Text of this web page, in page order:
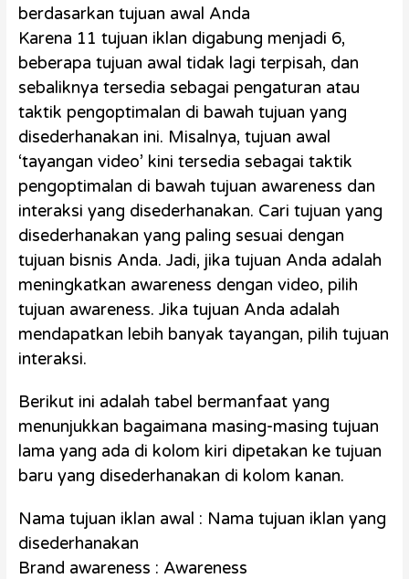
berdasarkan tujuan awal Anda
Karena 11 tujuan iklan digabung menjadi 6,
beberapa tujuan awal tidak lagi terpisah, dan
sebaliknya tersedia sebagai pengaturan atau
taktik pengoptimalan di bawah tujuan yang
disederhanakan ini. Misalnya, tujuan awal
‘tayangan video’ kini tersedia sebagai taktik
pengoptimalan di bawah tujuan awareness dan
interaksi yang disederhanakan. Cari tujuan yang
disederhanakan yang paling sesuai dengan
tujuan bisnis Anda. Jadi, jika tujuan Anda adalah
meningkatkan awareness dengan video, pilih
tujuan awareness. Jika tujuan Anda adalah
mendapatkan lebih banyak tayangan, pilih tujuan
interaksi.
Berikut ini adalah tabel bermanfaat yang
menunjukkan bagaimana masing-masing tujuan
lama yang ada di kolom kiri dipetakan ke tujuan
baru yang disederhanakan di kolom kanan.
Nama tujuan iklan awal : Nama tujuan iklan yang
disederhanakan
Brand awareness : Awareness